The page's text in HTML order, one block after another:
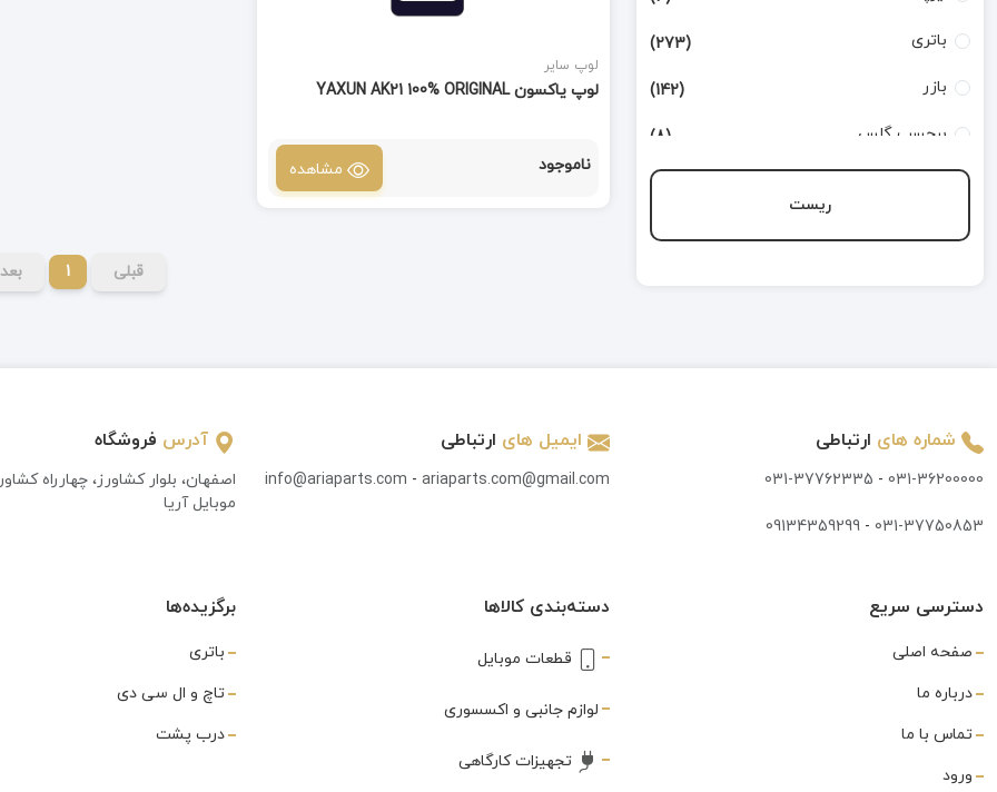
باتری (273)
بازر (142)
برچسب گلس (8)
جی پی اس
خمیر قلع
درب سیم
درب پشت
ریست
لوپ سایر
لوپ یاکسون YAXUN AK21 100% ORIGINAL
ناموجود مشاهده
قبلی 1
شماره های ارتباطی
031-36200000
-
031-37762335
031-37750853
-
09134359299
ایمیل های ارتباطی
info@ariaparts.com - ariaparts.com@gmail.com
آدرس فروشگاه
اصفهان، بلوار کشاورز، چهارراه
موبایل آریا
دسترسی سریع
صفحه اصلی
درباره ما
تماس با ما
ورود
دسته‌بندی کالاها
قطعات موبایل
لوازم جانبی و اکسسوری
تجهیزات کارگاهی
برگزیده‌ها
باتری
تاچ و ال سی دی
درب پشت